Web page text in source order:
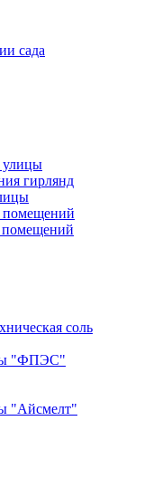
сада
улицы
гирлянд
помещений
помещений
соль
"ФПЭС"
"Айсмелт"